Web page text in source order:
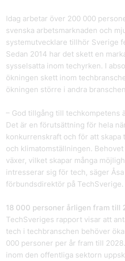
Idag arbetar över 200 000
svenska arbetsmarknaden och
systemutvecklare tillhör Sverige
Sedan 2014 har det skett en
sysselsatta inom techyrken. I
ökningen skett inom
ökningen större i andra
– God tillgång till techkompetens
Det är en förutsättning för hela
konkurrenskraft och för att skapa
och klimatomställningen.
växer, vilket skapar många
intresserar sig för tech, säger
förbundsdirektör på TechSverige.
18 000 personer årligen fram till
TechSveriges rapport visar att
tech i techbranschen behöver
000 personer per år fram till
inom den offentliga sektorn